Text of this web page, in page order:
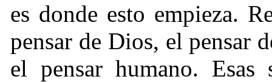
es donde esto empieza.
pensar de Dios, el pensar
el pensar humano.